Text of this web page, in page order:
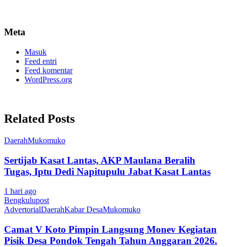
Meta
Masuk
Feed entri
Feed komentar
WordPress.org
Related Posts
DaerahMukomuko
Sertijab Kasat Lantas, AKP Maulana Beralih
Tugas, Iptu Dedi Napitupulu Jabat Kasat Lantas
1 hari ago
Bengkulupost
AdvertorialDaerahKabar DesaMukomuko
Camat V Koto Pimpin Langsung Monev Kegiatan
Pisik Desa Pondok Tengah Tahun Anggaran 2026.